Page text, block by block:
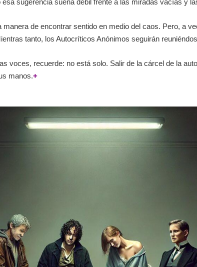
sugerencia suena débil frente a las miradas vacías y
de encontrar sentido en medio del caos. Pero, a
tanto, los Autocríticos Anónimos seguirán
voces, recuerde: no está solo. Salir de la cárcel de la
manos.+